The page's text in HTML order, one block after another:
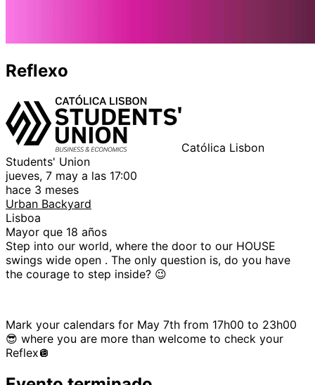
Reflexo
Católica Lisbon
Students' Union
jueves, 7 may a las 17:00
hace 3 meses
Urban Backyard
Lisboa
Mayor que 18 años
Step into our world, where the door to our HOUSE
swings wide open . The only question is, do you have
the courage to step inside? 😉
Mark your calendars for May 7th from 17h00 to 23h00
😎 where you are more than welcome to check your
Reflex🪩